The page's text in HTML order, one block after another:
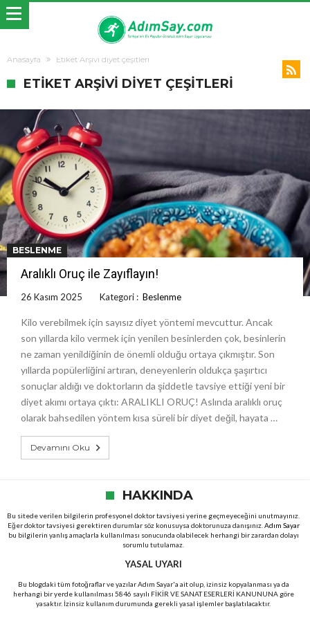
Anasayfa Etiket Arşivi diyet çeşitleri
ETIKET ARŞIVI DIYET ÇEŞITLERI
BESLENME
Aralıklı Oruç ile Zayıflayın!
26 Kasım 2025 Kategori : Beslenme
Kilo verebilmek için sayısız diyet yöntemi mevcuttur. Ancak
son yıllarda kilo vermek için yenilen besinlerden çok, besinlerin
ne zaman yenildiğinin de önemli olduğu ortaya çıkmıştır. Son
yıllarda popülerliğini artıran, deneyenlerin oldukça şaşırtıcı
sonuçlar aldığı ve doktorların da şiddetle tavsiye ettiği yeni bir
diyet akımı ortaya çıktı: ARALIKLI ORUÇ! Aslında aralıklı oruç
olarak bahsedilen yöntem kısa süreli bir diyet değil, hayata …
Devamını Oku
HAKKINDA
Bu sitede verilen bilgilerin profesyonel doktor tavsiyesi yerine geçmeyeceğini unutmayınız.
Eğer doktor tavsiyesi gerektiren durumlar söz konusuysa doktorunuza danışınız. Adım Sayar
bu bilgilerin yanlış amaçlarla kullanılması sonucunda olabilecek herhangi bir zarardan dolayı
sorumlu tutulamaz.
YASAL UYARI
Bu blogdaki tüm fotoğraflar ve yazılar Adım Sayar'a ait olup, izinsiz kopyalanması ya da
herhangi bir yerde kullanılması 5846 sayılı FİKİR VE SANAT ESERLERİ KANUNUNA göre
yasaktır. İzinsiz kullanım durumunda gerekli yasal işlemler başlatılacaktır.